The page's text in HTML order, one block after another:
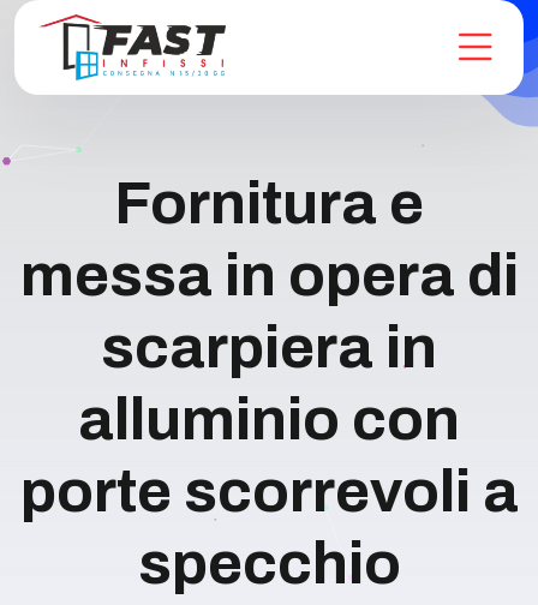
Fornitura e
messa in opera di
scarpiera in
alluminio con
porte scorrevoli a
specchio